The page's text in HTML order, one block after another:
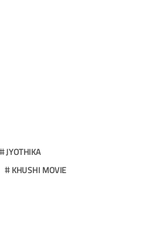
JYOTHIKA
KHUSHI MOVIE